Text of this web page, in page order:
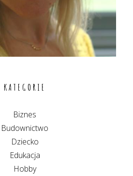
KATEGORIE
Biznes
Budownictwo
Dziecko
Edukacja
Hobby